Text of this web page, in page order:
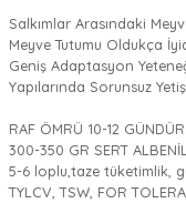
Salkımlar Arasındaki
Meyve Tutumu Oldukça
Geniş Adaptasyon
Yapılarında Sorunsuz
RAF ÖMRÜ 10-12 GÜNDÜR.
300-350 GR SERT
5-6 loplu,taze tüketimlik,
TYLCV, TSW, FOR